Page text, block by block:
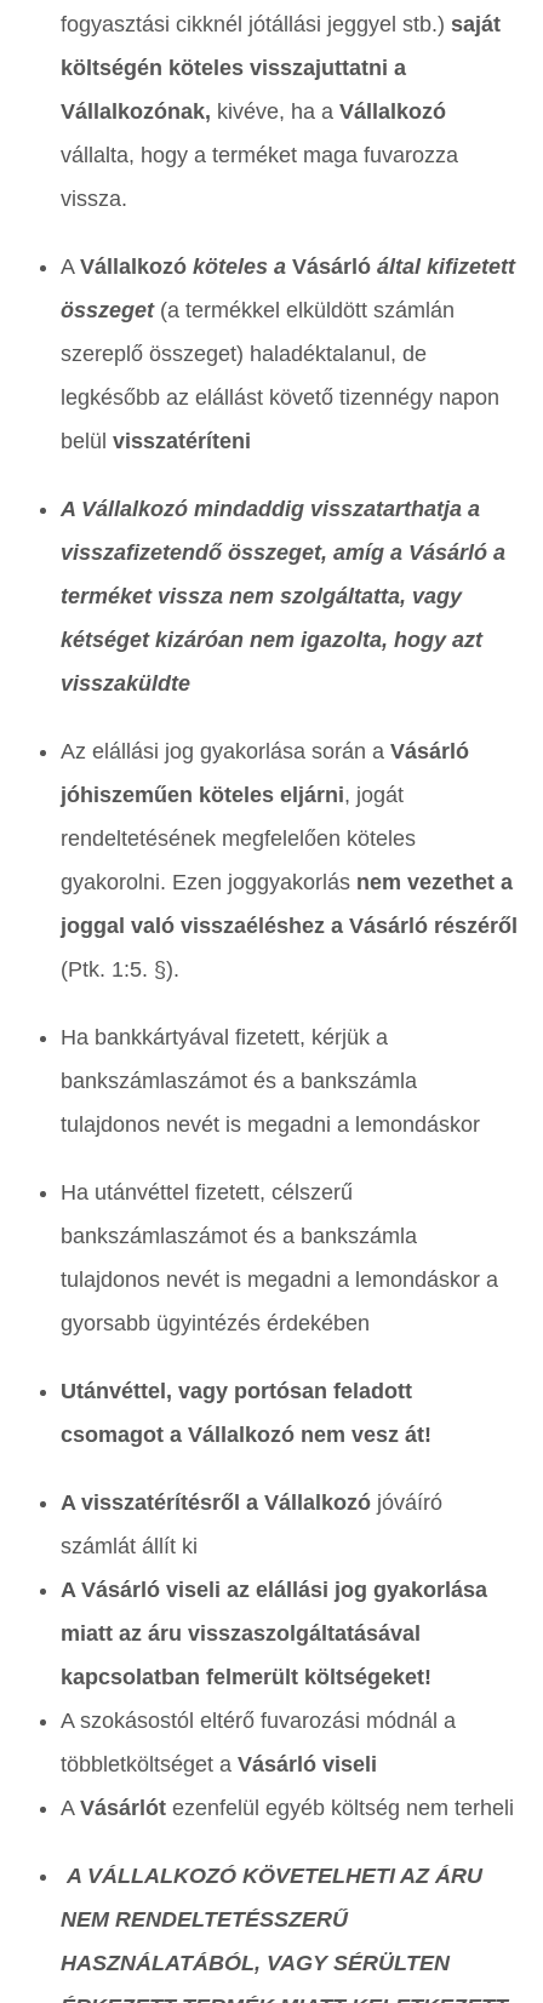
fogyasztási cikknél jótállási jeggyel stb.) saját
költségén köteles visszajuttatni a
Vállalkozónak, kivéve, ha a Vállalkozó
vállalta, hogy a terméket maga fuvarozza
vissza.
A Vállalkozó köteles a Vásárló által kifizetett
összeget(a termékkel elküldött számlán
szereplő összeget) haladéktalanul, de
legkésőbb az elállást követő tizennégy napon
belül visszatéríteni
A Vállalkozó mindaddig visszatarthatja a
visszafizetendő összeget, amíg a Vásárló a
terméket vissza nem szolgáltatta, vagy
kétséget kizáróan nem igazolta, hogy azt
visszaküldte
Az elállási jog gyakorlása során a Vásárló
jóhiszeműen köteles eljárni, jogát
rendeltetésének megfelelően köteles
gyakorolni. Ezen joggyakorlás nem vezethet a
joggal való visszaéléshez a Vásárló részéről
(Ptk. 1:5. §).
Ha bankkártyával fizetett, kérjük a
bankszámlaszámot és a bankszámla
tulajdonos nevét is megadni a lemondáskor
Ha utánvéttel fizetett, célszerű
bankszámlaszámot és a bankszámla
tulajdonos nevét is megadni a lemondáskor a
gyorsabb ügyintézés érdekében
Utánvéttel, vagy portósan feladott
csomagot a Vállalkozó nem vesz át!
A visszatérítésről a Vállalkozó jóváíró
számlát állít ki
A Vásárló viseli az elállási jog gyakorlása
miatt az áru visszaszolgáltatásával
kapcsolatban felmerült költségeket!
A szokásostól eltérő fuvarozási módnál a
többletköltséget a Vásárló viseli
A Vásárlót ezenfelül egyéb költség nem terheli
A VÁLLALKOZÓ KÖVETELHETI AZ ÁRU
NEM RENDELTETÉSSZERŰ
HASZNÁLATÁBÓL, VAGY SÉRÜLTEN